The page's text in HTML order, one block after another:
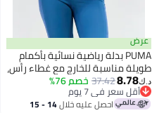
عرض
PUMA بدلة رياضية نسائية بأكمام
طويلة مناسبة للخارج مع غطاء رأس،
سوداء
د.ك‏8.78
37.42خصم 76%
أقل سعر في 7 يوم
أقل سعر في 7 يوماحصل عليه خلال 14 - 15